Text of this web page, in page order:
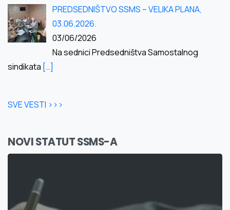
PREDSEDNIŠTVO SSMS – VELIKA PLANA,
03.06.2026.
03/06/2026
Na sednici Predsedništva Samostalnog
sindikata […]
SVE VESTI >>>
NOVI STATUT SSMS-A